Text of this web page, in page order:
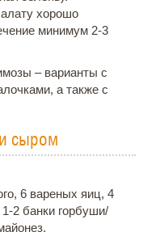
хорошо
минимум 2-3
– варианты с
а также с
сыром
6 вареных яиц, 4
2 банки горбуши/